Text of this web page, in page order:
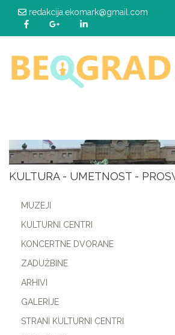
redakcija.ekomark@gmail.com
KULTURA - UMETNOST -
MUZEJI
KULTURNI CENTRI
KONCERTNE DVORANE
ZADUŽBINE
ARHIVI
GALERIJE
STRANI KULTURNI CENTRI